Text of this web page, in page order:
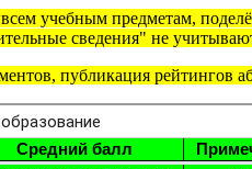
учебным предметам,
сведения" не
публикация рейтингов